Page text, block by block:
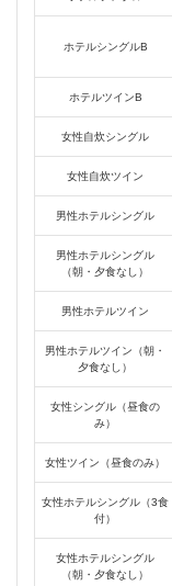
ホテルシングルB
ホテルツインB
女性自炊シングル
女性自炊ツイン
男性ホテルシングル
男性ホテルシングル
（朝・夕食なし）
男性ホテルツイン
男性ホテルツイン（朝・
夕食なし）
女性シングル（昼食の
み）
女性ツイン（昼食のみ）
女性ホテルシングル（3食
付）
女性ホテルシングル
（朝・夕食なし）